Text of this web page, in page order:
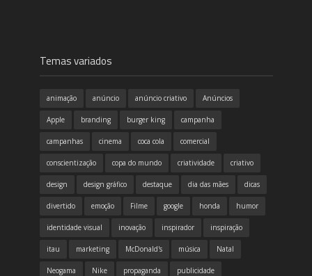
Temas variados
animação anúncio anúncio criativo Anúncios
Apple branding burger king campanha
campanhas cinema coca cola comercial
conscientização copa do mundo criatividade criativo
design design gráfico destaque dia das mães dicas
divertido emoção Filme google honda humor
identidade visual inovação inspirador inspiração
itau marketing McDonald's música Natal
Neogama Nike propaganda publicidade